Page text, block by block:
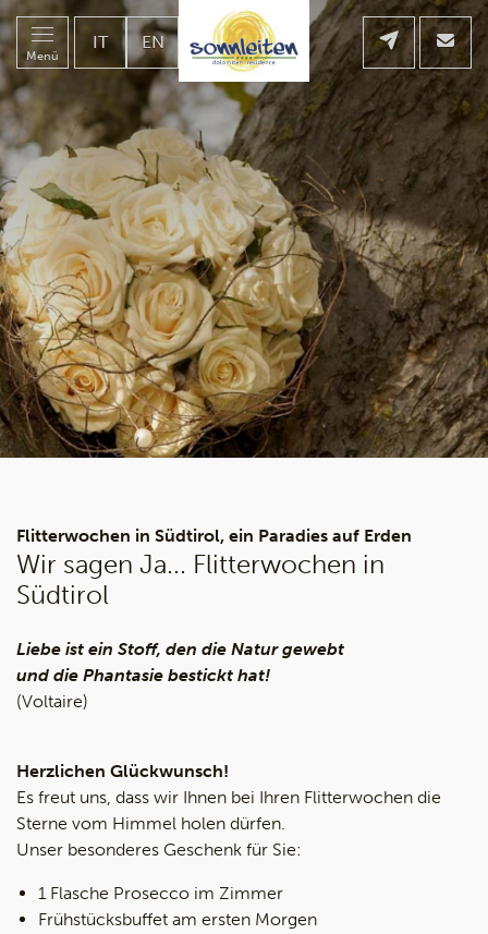
Menü
IT EN
Flitterwochen in Südtirol, ein Paradies auf Erden
Wir sagen Ja... Flitterwochen in
Südtirol
Liebe ist ein Stoff, den die Natur gewebt
und die Phantasie bestickt hat!
(Voltaire)
Herzlichen Glückwunsch!
Es freut uns, dass wir Ihnen bei Ihren Flitterwochen die
Sterne vom Himmel holen dürfen.
Unser besonderes Geschenk für Sie:
1 Flasche Prosecco im Zimmer
Frühstücksbuffet am ersten Morgen